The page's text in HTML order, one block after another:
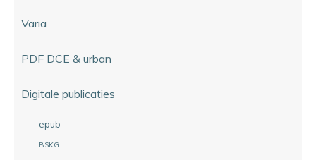
Varia
PDF DCE & urban
Digitale publicaties
epub
BSKG